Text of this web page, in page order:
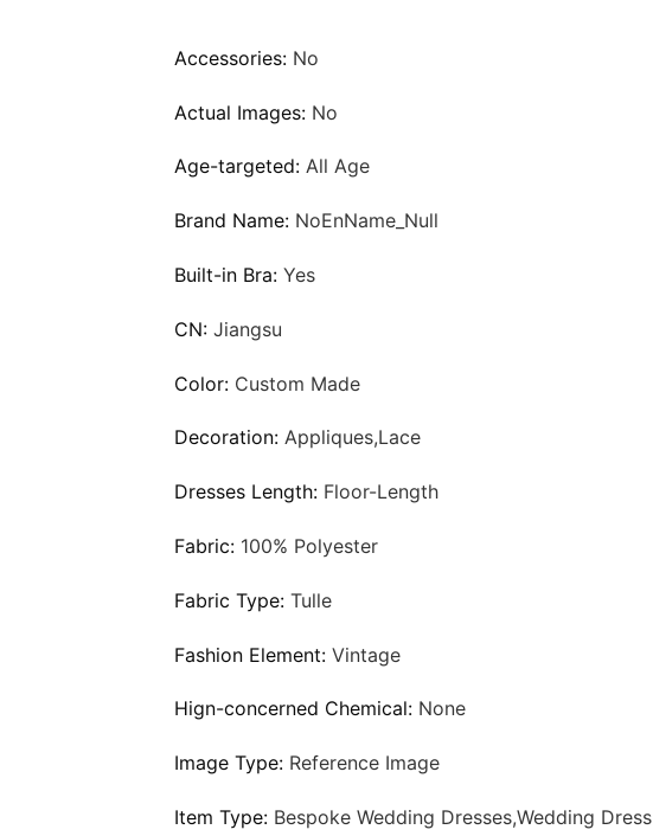
Accessories: No
Actual Images: No
Age-targeted: All Age
Brand Name: NoEnName_Null
Built-in Bra: Yes
CN: Jiangsu
Color: Custom Made
Decoration: Appliques,Lace
Dresses Length: Floor-Length
Fabric: 100% Polyester
Fabric Type: Tulle
Fashion Element: Vintage
Hign-concerned Chemical: None
Image Type: Reference Image
Item Type: Bespoke Wedding Dresses,Wedding Dress